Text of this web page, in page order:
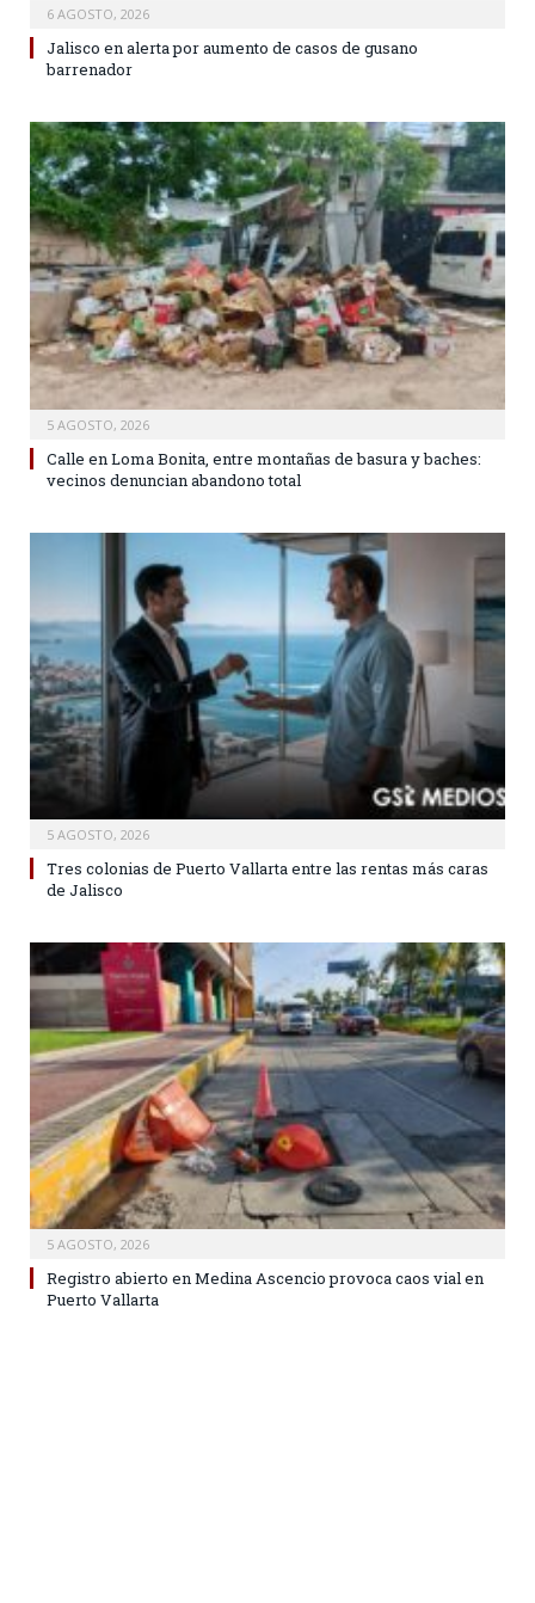
6 AGOSTO, 2026
Jalisco en alerta por aumento de casos de gusano
barrenador
5 AGOSTO, 2026
Calle en Loma Bonita, entre montañas de basura y baches:
vecinos denuncian abandono total
5 AGOSTO, 2026
Tres colonias de Puerto Vallarta entre las rentas más caras
de Jalisco
5 AGOSTO, 2026
Registro abierto en Medina Ascencio provoca caos vial en
Puerto Vallarta